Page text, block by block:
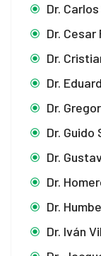
Dr.
Dr. Cesar
Dr.
Dr.
Dr.
Dr.
Dr.
Dr.
Dr.
Dr. Iván